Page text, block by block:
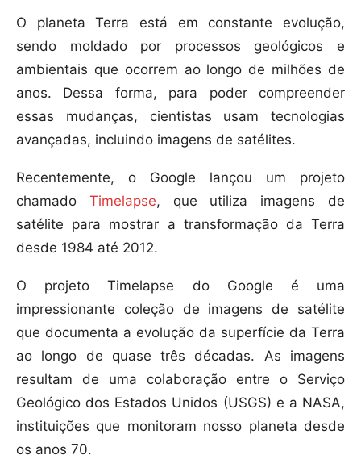
O planeta Terra está em constante evolução,
sendo moldado por processos geológicos e
ambientais que ocorrem ao longo de milhões de
anos. Dessa forma, para poder compreender
essas mudanças, cientistas usam tecnologias
avançadas, incluindo imagens de satélites.
Recentemente, o Google lançou um projeto
chamado Timelapse, que utiliza imagens de
satélite para mostrar a transformação da Terra
desde 1984 até 2012.
O projeto Timelapse do Google é uma
impressionante coleção de imagens de satélite
que documenta a evolução da superfície da Terra
ao longo de quase três décadas. As imagens
resultam de uma colaboração entre o Serviço
Geológico dos Estados Unidos (USGS) e a NASA,
instituições que monitoram nosso planeta desde
os anos 70.